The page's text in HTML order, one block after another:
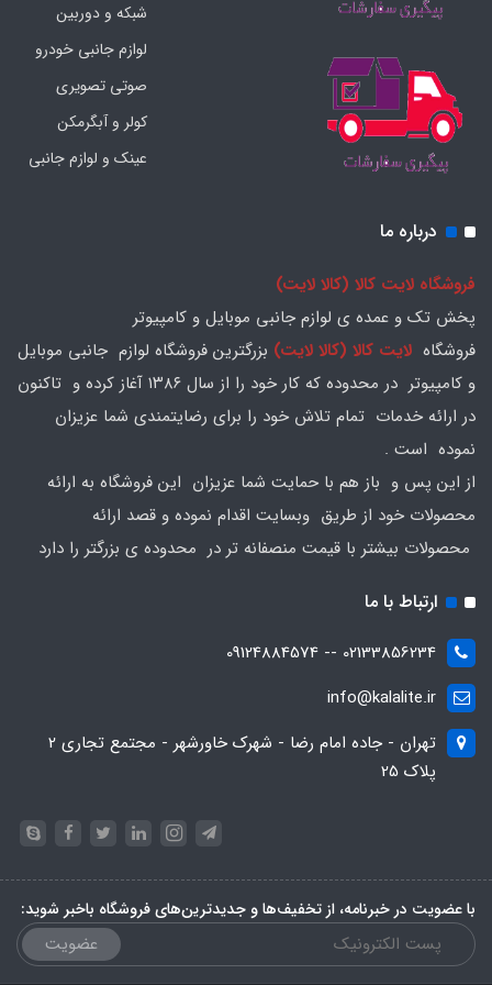
شبکه و دوربین
لوازم جانبی خودرو
صوتی تصویری
کولر و آبگرمکن
عینک و لوازم جانبی
درباره ما
فروشگاه لایت کالا (کالا لایت)
پخش تک و عمده ی لوازم جانبی موبایل و کامپیوتر
فروشگاه لایت کالا (کالا لایت) بزرگترین فروشگاه لوازم جانبی موبایل
و کامپیوتر در محدوده که کار خود را از سال ۱۳۸۶ آغاز کرده و تاکنون
در ارائه خدمات تمام تلاش خود را برای رضایتمندی شما عزیزان
نموده است .
از این پس و باز هم با حمایت شما عزیزان این فروشگاه به ارائه
محصولات خود از طریق وبسایت اقدام نموده و قصد ارائه
محصولات بیشتر با قیمت منصفانه تر در محدوده ی بزرگتر را دارد
ارتباط با ما
02133856234 -- 09124884574
info@kalalite.ir
تهران - جاده امام رضا - شهرک خاورشهر - مجتمع تجاری 2
پلاک 25
با عضویت در خبرنامه، از تخفیف‌ها و جدیدترین‌های فروشگاه باخبر شوید:
عضویت